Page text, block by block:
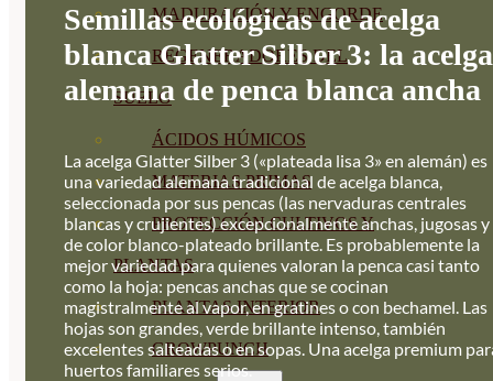
MADURACIÓN Y ENGORDE
REGENERADORES DEL
SUELO
ÁCIDOS HÚMICOS
MATERIAS PRIMAS
PROTECCIÓN CULTIVOS Y
PLANTAS
PLANTAS INTERIOR
GROWPUNCH
Semillas ecológicas de acelga
blanca Glatter Silber 3: la acelga
alemana de penca blanca ancha
La acelga Glatter Silber 3 («plateada lisa 3» en alemán) es
una variedad alemana tradicional de acelga blanca,
seleccionada por sus pencas (las nervaduras centrales
blancas y crujientes) excepcionalmente anchas, jugosas y
de color blanco-plateado brillante. Es probablemente la
mejor variedad para quienes valoran la penca casi tanto
como la hoja: pencas anchas que se cocinan
magistralmente al vapor, en gratines o con bechamel. Las
hojas son grandes, verde brillante intenso, también
excelentes salteadas o en sopas. Una acelga premium
huertos familiares serios.